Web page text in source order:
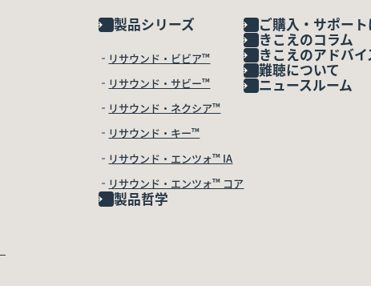
製品シリーズ
リサウンド・ビビア™
リサウンド・サビー™
リサウンド・ネクシア™
リサウンド・キー™
リサウンド・エンツォ™ IA
リサウンド・エンツォ™ コア
製品哲学
ご購入・サポー
きこえのコラム
きこえのアドバイ
難聴について
ニュースルーム